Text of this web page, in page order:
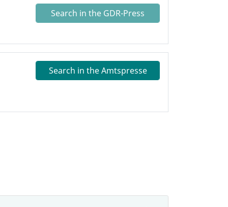
Search in the GDR-Press
Search in the Amtspresse